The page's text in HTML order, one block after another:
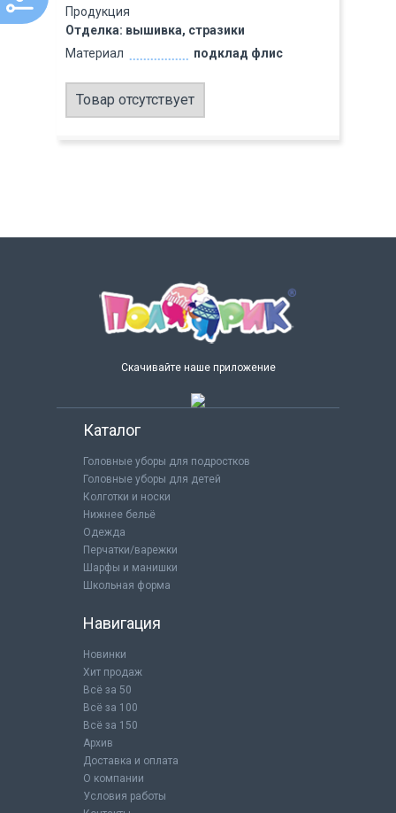
Продукция
Отделка: вышивка, стразики
Материал
подклад флис
Товар отсутствует
Скачивайте наше приложение
Каталог
Головные уборы для подростков
Головные уборы для детей
Колготки и носки
Нижнее бельё
Одежда
Перчатки/варежки
Шарфы и манишки
Школьная форма
Навигация
Новинки
Хит продаж
Всё за 50
Всё за 100
Всё за 150
Архив
Доставка и оплата
О компании
Условия работы